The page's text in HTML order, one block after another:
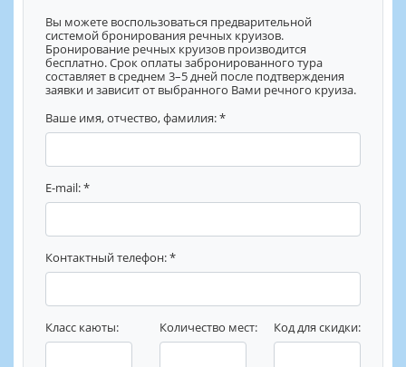
Вы можете воспользоваться предварительной
системой бронирования речных круизов.
Бронирование речных круизов производится
бесплатно. Срок оплаты забронированного тура
составляет в среднем 3–5 дней после подтверждения
заявки и зависит от выбранного Вами речного круиза.
Ваше имя, отчество, фамилия: *
E-mail: *
Контактный телефон: *
Класс каюты: Количество мест: Код для скидки: